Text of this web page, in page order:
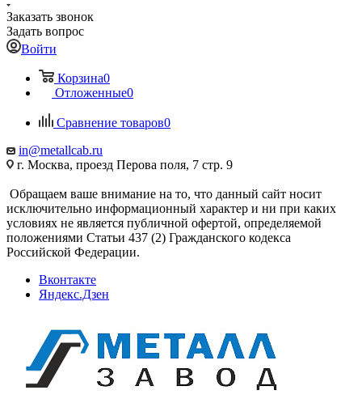
Заказать звонок
Задать вопрос
Войти
Корзина0
Отложенные0
Сравнение товаров0
in@metallcab.ru
г. Москва, проезд Перова поля, 7 стр. 9
Обращаем ваше внимание на то, что данный сайт носит
исключительно информационный характер и ни при каких
условиях не является публичной офертой, определяемой
положениями Статьи 437 (2) Гражданского кодекса
Российской Федерации.
Вконтакте
Яндекс.Дзен